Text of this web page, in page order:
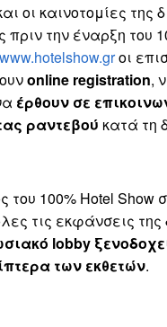
οι καινοτομίες
πριν την έναρξη του
www.hotelshow.grοι
online registration,
έρθουν σε
ραντεβού κατά τη
100% Hotel Show
τις εκφάνσεις
lobby
των εκθετών.